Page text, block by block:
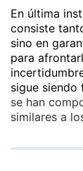
En última
consiste
sino en
para
sigue siendo
se han
similares a